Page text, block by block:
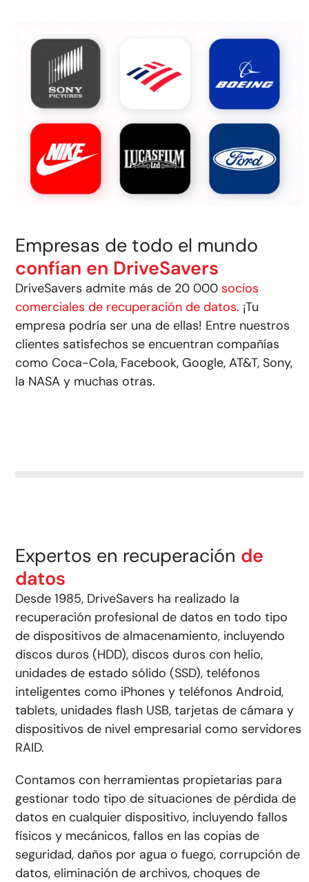
Empresas de todo el mundo
confían en DriveSavers
DriveSavers admite más de 20 000socios
comerciales de recuperación de datos. ¡Tu
empresa podría ser una de ellas! Entre nuestros
clientes satisfechos se encuentran compañías
como Coca-Cola, Facebook, Google, AT&T, Sony,
la NASA y muchas otras.
Expertos en recuperación de
datos
Desde 1985, DriveSavers ha realizado la
recuperación profesional de datos en todo tipo
de dispositivos de almacenamiento, incluyendo
discos duros (HDD), discos duros con helio,
unidades de estado sólido (SSD), teléfonos
inteligentes como iPhones y teléfonos Android,
tablets, unidades flash USB, tarjetas de cámara y
dispositivos de nivel empresarial como servidores
RAID.
Contamos con herramientas propietarias para
gestionar todo tipo de situaciones de pérdida de
datos en cualquier dispositivo, incluyendo fallos
físicos y mecánicos, fallos en las copias de
seguridad, daños por agua o fuego, corrupción de
datos, eliminación de archivos, choques de